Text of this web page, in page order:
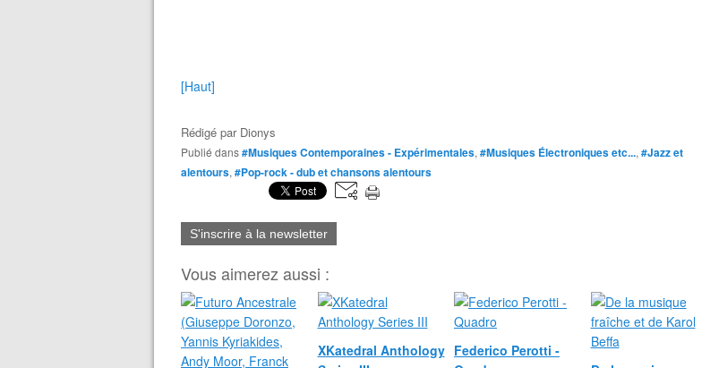
[Haut]
Rédigé par Dionys
Publié dans#Musiques Contemporaines - Expérimentales, #Musiques Électroniques etc..., #Jazz et
alentours, #Pop-rock - dub et chansons alentours
S'inscrire à la newsletter
Vous aimerez aussi :
XKatedral Anthology Federico Perotti -